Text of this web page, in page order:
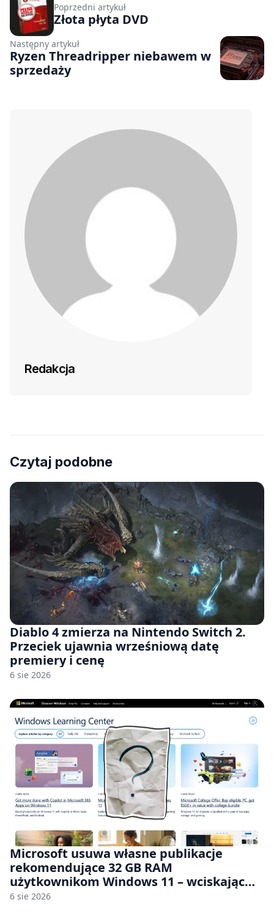
Poprzedni artykuł
Złota płyta DVD
Następny artykuł
Ryzen Threadripper niebawem w
sprzedaży
Redakcja
Czytaj podobne
Diablo 4 zmierza na Nintendo Switch 2.
Przeciek ujawnia wrześniową datę
premiery i cenę
6 sie 2026
Microsoft usuwa własne publikacje
rekomendujące 32 GB RAM
użytkownikom Windows 11 – wciskając
nam przy tym komputery z 8 GB RAM po
6 sie 2026